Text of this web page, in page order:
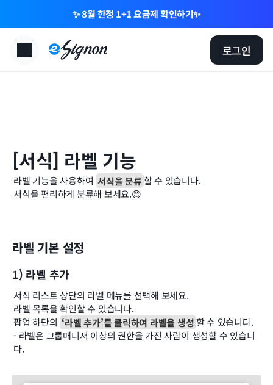
✨ 8월 한정 1+1 요금제 확인하기✨
로그인
[서식] 라벨 기능
라벨 기능을 사용하여 서식을 분류할 수 있습니다.
서식을 편리하게 분류해 보세요.😊
라벨 기본 설정
1) 라벨 추가
서식 리스트 상단의 라벨 메뉴를 선택해 보세요.
라벨 목록을 확인할 수 있습니다.
팝업 하단의 ‘라벨 추가’를 클릭하여 라벨을 생성할 수 있습니다.
- 라벨은 그룹매니저 이상의 권한을 가진 사람이 생성할 수 있습니
다.